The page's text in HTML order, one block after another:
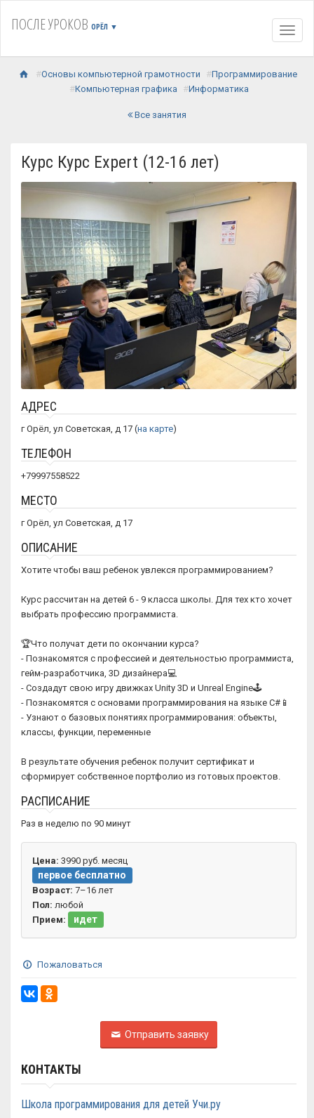
ПОСЛЕ УРОКОВ ОРЁЛ ▼
Основы компьютерной грамотности
Программирование
Компьютерная графика
Информатика
Все занятия
Курс Курс Expert (12-16 лет)
АДРЕС
г Орёл, ул Советская, д 17 (на карте)
ТЕЛЕФОН
+79997558522
МЕСТО
г Орёл, ул Советская, д 17
ОПИСАНИЕ
Хотите чтобы ваш ребенок увлекся программированием?
Курс рассчитан на детей 6 - 9 класса школы. Для тех кто хочет
выбрать профессию программиста.
🏆Что получат дети по окончании курса?
- Познакомятся с профессией и деятельностью программиста,
гейм-разработчика, 3D дизайнера💻
- Создадут свою игру движках Unity 3D и Unreal Engine🕹
- Познакомятся с основами программирования на языке С#📱
- Узнают о базовых понятиях программирования: объекты,
классы, функции, переменные
В результате обучения ребенок получит сертификат и
сформирует собственное портфолио из готовых проектов.
РАСПИСАНИЕ
Раз в неделю по 90 минут
Цена: 3990 руб. месяц
первое бесплатно
Возраст: 7–16 лет
Пол: любой
Прием:
идет
Пожаловаться
Отправить заявку
КОНТАКТЫ
Школа программирования для детей Учи.ру